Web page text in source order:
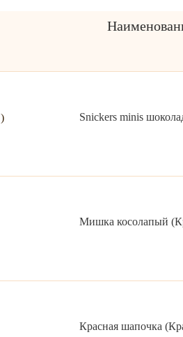
Snickers minis
Мишка косолапый
Красная шапочка